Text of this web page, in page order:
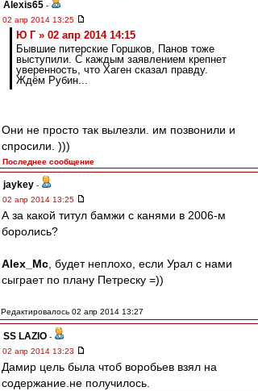
Alexis65 -
02 апр 2014 13:25
Ю Г » 02 апр 2014 14:15
Бывшие питерские Горшков, Панов тоже
выступили. С каждым заявлением крепнет
уверенность, что Хаген сказал правду.
Ждём Рубин...
Они не просто так вылезли. им позвонили и
спросили. )))
Последнее сообщение
jaykey -
02 апр 2014 13:25
А за какой титул бамжи с канями в 2006-м
боролись?
Alex_Mc , будет неплохо, если Урал с нами
сыграет по плану Петреску =))
Редактировалось 02 апр 2014 13:27
SS LAZIO -
02 апр 2014 13:23
Дамир цель была чтоб воробьев взял на
содержание.не получилось.